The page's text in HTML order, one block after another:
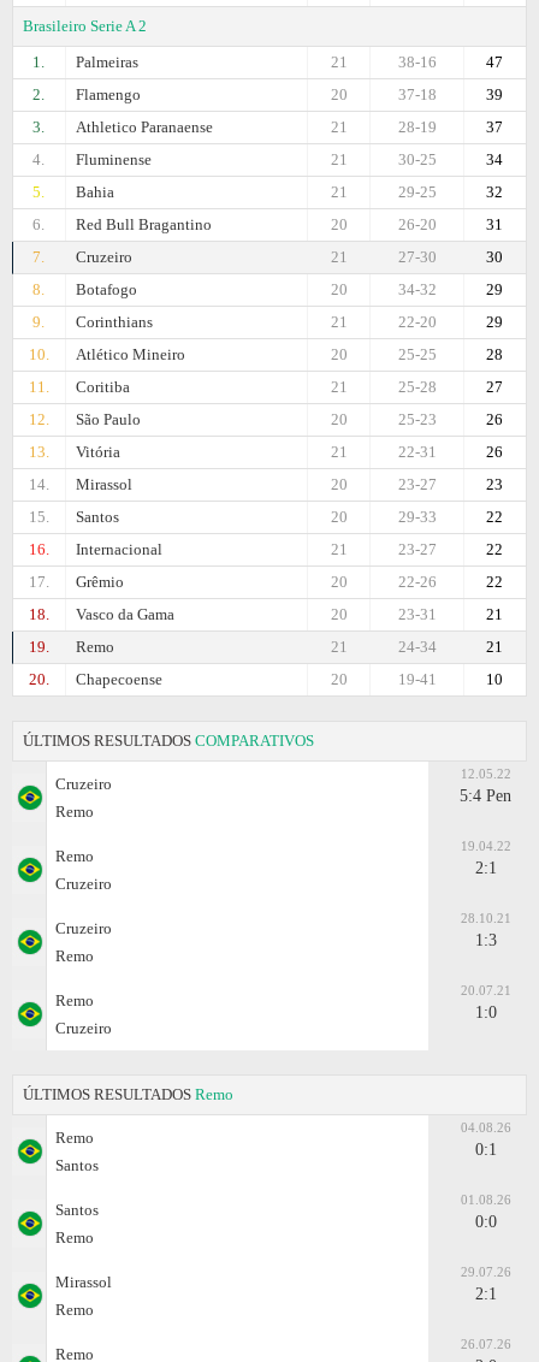
Brasileiro Serie A 2
1.
Palmeiras 47
38-16
21
2.
Flamengo 39
37-18
20
3.
Athletico Paranaense 37
28-19
21
4.
Fluminense 34
30-25
21
5.
Bahia 32
29-25
21
6.
Red Bull Bragantino 31
26-20
20
7.
Cruzeiro 30
27-30
21
8.
Botafogo 29
34-32
20
9.
Corinthians 29
22-20
21
10.
Atlético Mineiro 28
25-25
20
11.
Coritiba 27
25-28
21
12.
São Paulo 26
25-23
20
13.
Vitória 26
22-31
21
14.
Mirassol 23
23-27
20
15.
Santos 22
29-33
20
16.
Internacional 22
23-27
21
17.
Grêmio 22
22-26
20
18.
Vasco da Gama 21
23-31
20
19.
Remo 21
24-34
21
20.
Chapecoense 10
19-41
20
ÚLTIMOS RESULTADOS COMPARATIVOS
Cruzeiro
Remo
12.05.22
5:4 Pen
Remo
Cruzeiro
19.04.22
2:1
Cruzeiro
Remo
28.10.21
1:3
Remo
Cruzeiro
20.07.21
1:0
ÚLTIMOS RESULTADOS Remo
Remo
Santos
04.08.26
0:1
Santos
Remo
01.08.26
0:0
Mirassol
Remo
29.07.26
2:1
Remo
26.07.26